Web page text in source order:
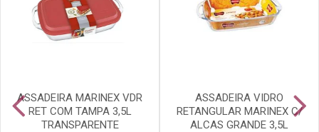
ASSADEIRA MARINEX VDR
RET COM TAMPA 3,5L
TRANSPARENTE
ASSADEIRA VIDRO
RETANGULAR MARINEX C/
ALCAS GRANDE 3,5L